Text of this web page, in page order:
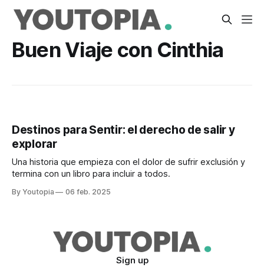
Buen Viaje con Cinthia
Destinos para Sentir: el derecho de salir y
explorar
Una historia que empieza con el dolor de sufrir exclusión y
termina con un libro para incluir a todos.
By Youtopia 06 feb. 2025
Sign up